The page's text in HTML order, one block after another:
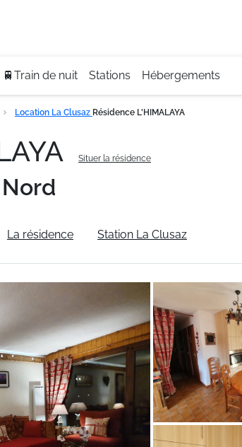
🚆Train de nuit Stations Hébergements
Location La Clusaz Résidence L'HIMALAYA
Situer la résidence
La résidence Station La Clusaz